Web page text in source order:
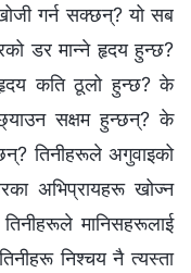
गर्न सक्छन्? यो सब
डर मान्ने हृदय हुन्छ?
कति ठूलो हुन्छ? के
सक्षम हुन्छन्? के
तिनीहरूले अगुवाइको
अभिप्रायहरू खोज्न
मानिसहरूलाई
निश्चय नै त्यस्ता